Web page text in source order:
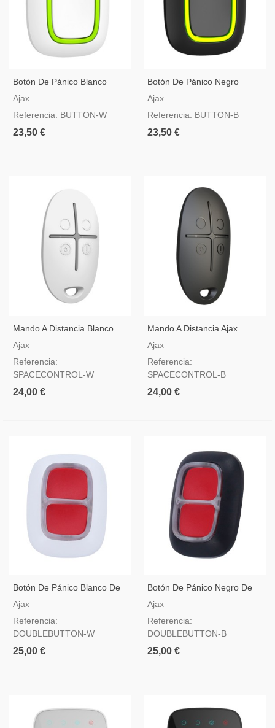
Botón De Pánico Blanco
Bidireccional Para Alarma
Ajax
Referencia: BUTTON-W
23,50 €
Botón De Pánico Negro
Bidireccional Para Alarma
Ajax
Referencia: BUTTON-B
23,50 €
Mando A Distancia Blanco
Ajax SpaceControl
Ajax
Referencia:
SPACECONTROL-W
24,00 €
Mando A Distancia Ajax
SpaceControl Negro
Ajax
Referencia:
SPACECONTROL-B
24,00 €
Botón De Pánico Blanco De
Dos Teclas Para Alarma Ajax
Ajax
Referencia:
DOUBLEBUTTON-W
25,00 €
Botón De Pánico Negro De
Dos Teclas Para Alarma Ajax
Ajax
Referencia:
DOUBLEBUTTON-B
25,00 €